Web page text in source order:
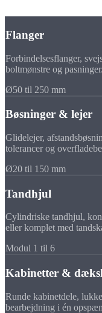
Flanger
Forbindelsesflanger,
boltmønstre og pasninger.
Ø50 til 250 mm
Bøsninger & lejer
Glidelejer,
tolerancer og
Ø20 til 150 mm
Tandhjul
Cylindriske tandhjul,
eller komplet med
Modul 1 til 6
Kabinetter &
Runde kabinetdele,
bearbejdning i én